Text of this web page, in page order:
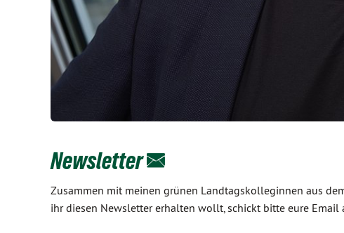
Newsletter
Zusammen mit meinen grünen Landtagskolleginnen aus
ihr diesen Newsletter erhalten wollt, schickt bitte eure